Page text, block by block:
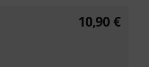
10,90 €